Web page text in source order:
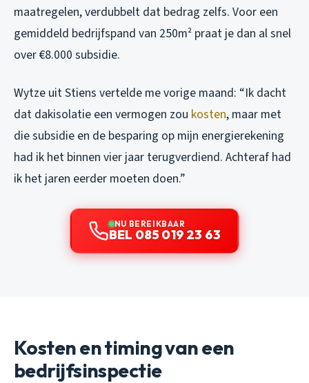
maatregelen, verdubbelt dat bedrag zelfs. Voor een
gemiddeld bedrijfspand van 250m² praat je dan al snel
over €8.000 subsidie.
Wytze uit Stiens vertelde me vorige maand: “Ik dacht
dat dakisolatie een vermogen zou kosten, maar met
die subsidie en de besparing op mijn energierekening
had ik het binnen vier jaar terugverdiend. Achteraf had
ik het jaren eerder moeten doen.”
NU BEREIKBAAR
BEL 085 019 23 63
Kosten en timing van een
bedrijfsinspectie